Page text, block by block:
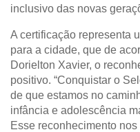
inclusivo das novas
A certificação representa
para a cidade, que de
Dorielton Xavier, o
positivo. “Conquistar o
de que estamos no
infância e adolescência
Esse reconhecimento